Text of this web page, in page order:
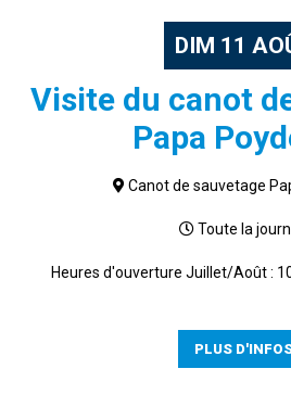
DIM 11
Visite du canot
Papa
Canot de sauvetage
Toute la
Heures d'ouverture Juillet/Août :
PLUS